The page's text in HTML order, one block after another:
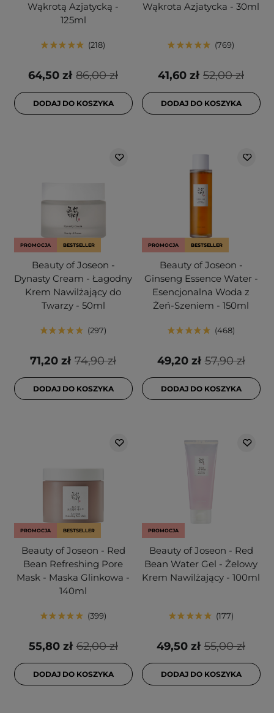
Wąkrotą Azjatycką -
125ml
218
86,00 zł
64,50 zł
DODAJ DO KOSZYKA
Wąkrota Azjatycka - 30ml
769
52,00 zł
41,60 zł
DODAJ DO KOSZYKA
PROMOCJA BESTSELLER
Beauty of Joseon -
Dynasty Cream - Łagodny
Krem Nawilżający do
Twarzy - 50ml
297
74,90 zł
71,20 zł
DODAJ DO KOSZYKA
PROMOCJA BESTSELLER
Beauty of Joseon -
Ginseng Essence Water -
Esencjonalna Woda z
Żeń-Szeniem - 150ml
468
57,90 zł
49,20 zł
DODAJ DO KOSZYKA
PROMOCJA BESTSELLER
Beauty of Joseon - Red
Bean Refreshing Pore
Mask - Maska Glinkowa -
140ml
399
62,00 zł
55,80 zł
DODAJ DO KOSZYKA
PROMOCJA
Beauty of Joseon - Red
Bean Water Gel - Żelowy
Krem Nawilżający - 100ml
177
55,00 zł
49,50 zł
DODAJ DO KOSZYKA